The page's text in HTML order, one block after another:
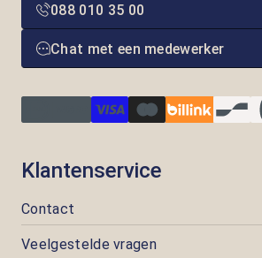
088 010 35 00
Chat met een medewerker
Klantenservice
Contact
Veelgestelde vragen